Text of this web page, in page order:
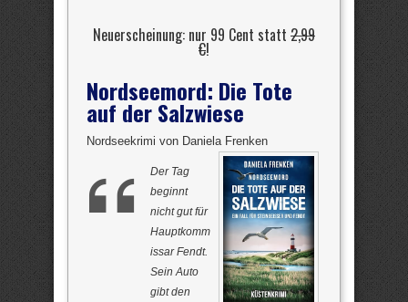
Neuerscheinung: nur 99 Cent statt 2,99
€!
Nordseemord: Die Tote
auf der Salzwiese
Nordseekrimi von Daniela Frenken
Der Tag
beginnt
nicht gut für
Hauptkomm
issar Fendt.
Sein Auto
gibt den